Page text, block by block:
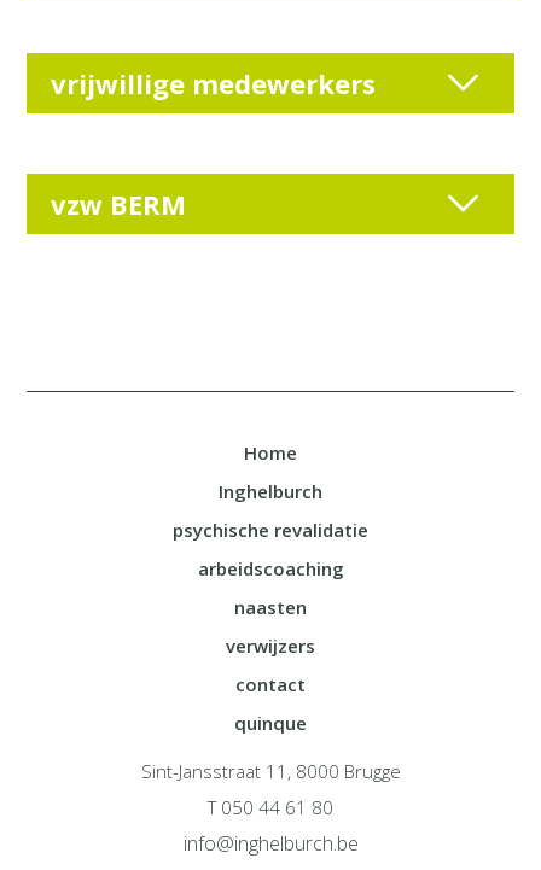
vrijwillige medewerkers
vzw BERM
Home
Inghelburch
psychische revalidatie
arbeidscoaching
naasten
verwijzers
contact
quinque
Sint-Jansstraat 11, 8000 Brugge
T 050 44 61 80
info@inghelburch.be